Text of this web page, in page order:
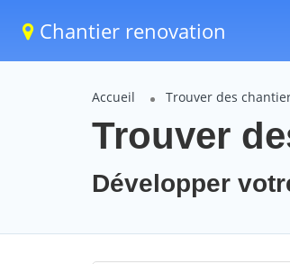
Chantier renovation
Accueil Trouver des
Trouver
Développer